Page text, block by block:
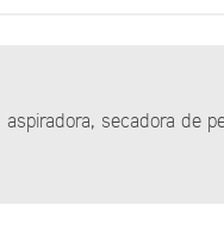
secadora de